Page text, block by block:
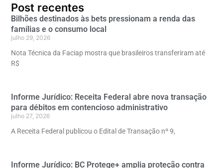
Post recentes
Bilhões destinados às bets pressionam a renda das
famílias e o consumo local
julho 29, 2026
Nota Técnica da Faciap mostra que brasileiros transferiram até
R$
Informe Jurídico: Receita Federal abre nova transação
para débitos em contencioso administrativo
julho 27, 2026
A Receita Federal publicou o Edital de Transação nº 9,
Informe Jurídico: BC Protege+ amplia proteção contra